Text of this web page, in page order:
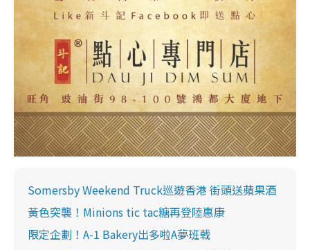
Somersby Weekend Truck巡遊香港 街頭送蘋果酒
黃色突襲！Minions tic tac糖再登陸惠康
限定企劃！A-1 Bakery出多啦A夢班戟